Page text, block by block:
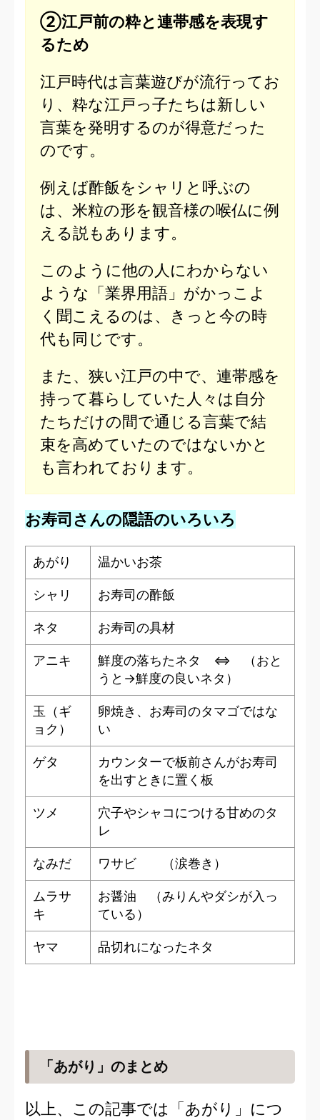
②江戸前の粋と連帯感を表現す
るため
江戸時代は言葉遊びが流行ってお
り、粋な江戸っ子たちは新しい
言葉を発明するのが得意だった
のです。
例えば酢飯をシャリと呼ぶの
は、米粒の形を観音様の喉仏に例
える説もあります。
このように他の人にわからない
ような「業界用語」がかっこよ
く聞こえるのは、きっと今の時
代も同じです。
また、狭い江戸の中で、連帯感を
持って暮らしていた人々は自分
たちだけの間で通じる言葉で結
束を高めていたのではないかと
も言われております。
お寿司さんの隠語のいろいろ
あがり 温かいお茶
シャリ お寿司の酢飯
ネタ お寿司の具材
アニキ
鮮度の落ちたネタ ⇔ （おと
うと→鮮度の良いネタ）
玉（ギ
ョク）
卵焼き、お寿司のタマゴではな
い
ゲタ
カウンターで板前さんがお寿司
を出すときに置く板
ツメ
穴子やシャコにつける甘めのタ
レ
なみだ ワサビ （涙巻き）
ムラサ
キ
お醤油 （みりんやダシが入っ
ている）
ヤマ 品切れになったネタ
「あがり」のまとめ
以上、この記事では「あがり」につ